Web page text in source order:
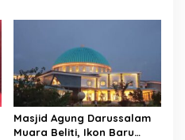
Masjid Agung Darussalam
Muara Beliti, Ikon Baru